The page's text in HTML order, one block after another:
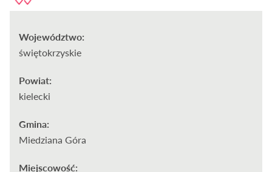
Województwo:
świętokrzyskie
Powiat:
kielecki
Gmina:
Miedziana Góra
Miejscowość: